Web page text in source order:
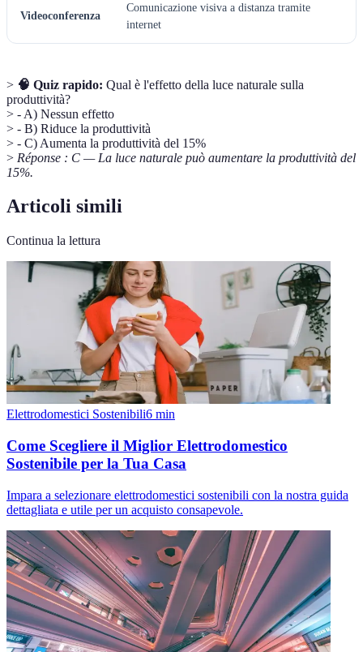
Videoconferenza
Comunicazione visiva a distanza tramite
internet
> 🧠 Quiz rapido: Qual è l'effetto della luce naturale sulla
produttività?
> - A) Nessun effetto
> - B) Riduce la produttività
> - C) Aumenta la produttività del 15%
> Réponse : C — La luce naturale può aumentare la produttività del
15%.
Articoli simili
Continua la lettura
Elettrodomestici Sostenibili6 min
Come Scegliere il Miglior Elettrodomestico
Sostenibile per la Tua Casa
Impara a selezionare elettrodomestici sostenibili con la nostra guida
dettagliata e utile per un acquisto consapevole.